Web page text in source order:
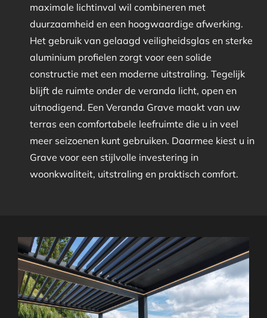
maximale lichtinval wil combineren met
duurzaamheid en een hoogwaardige afwerking.
Het gebruik van gelaagd veiligheidsglas en sterke
aluminium profielen zorgt voor een solide
constructie met een moderne uitstraling. Tegelijk
blijft de ruimte onder de veranda licht, open en
uitnodigend. Een Veranda Grave maakt van uw
terras een comfortabele leefruimte die u in veel
meer seizoenen kunt gebruiken. Daarmee kiest u in
Grave voor een stijlvolle investering in
woonkwaliteit, uitstraling en praktisch comfort.